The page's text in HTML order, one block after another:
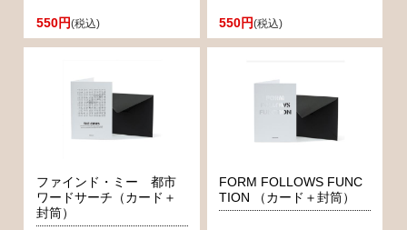
550円(税込) 550円(税込)
ファインド・ミー 都市
ワードサーチ（カード＋
封筒）
FORM FOLLOWS FUNC
TION （カード＋封筒）